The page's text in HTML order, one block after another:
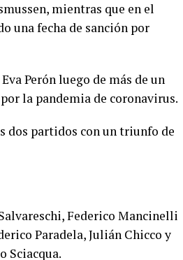
mientras que en el
una fecha de sanción por
Perón luego de más de un
la pandemia de coronavirus.
dos partidos con un triunfo de
Federico Mancinelli
Paradela, Julián Chicco y
Sciacqua.